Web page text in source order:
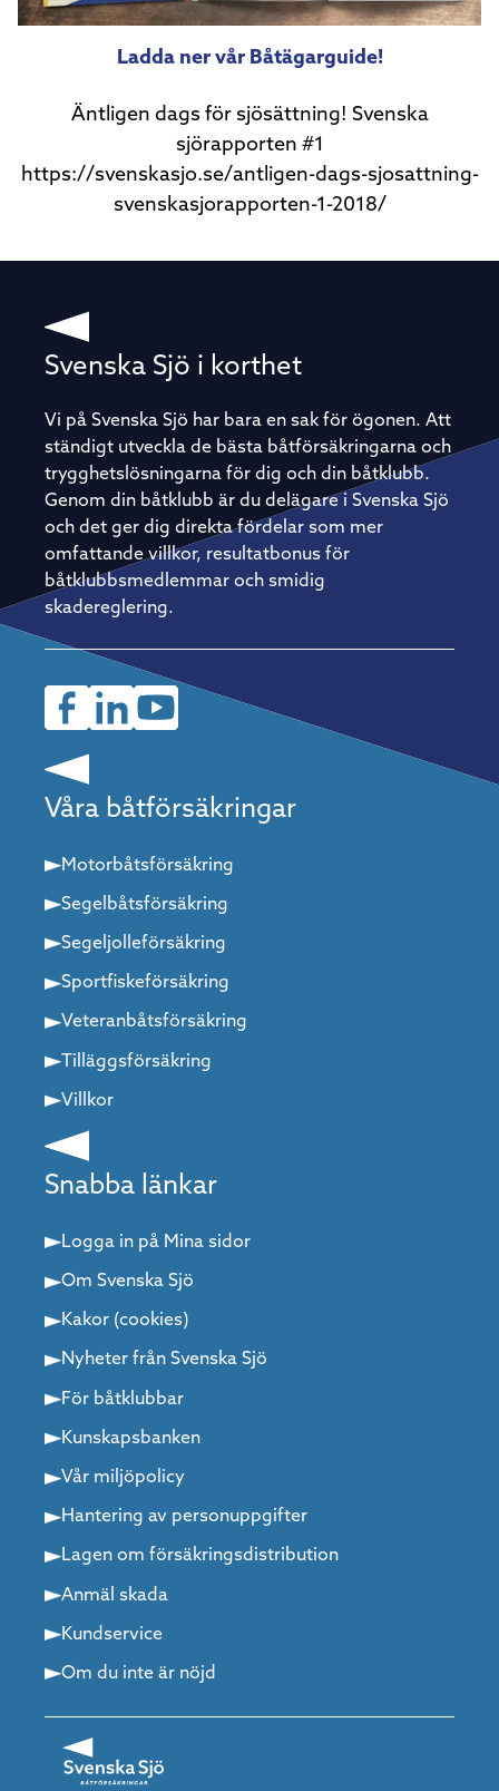
Ladda ner vår Båtägarguide!
Äntligen dags för sjösättning! Svenska
sjörapporten #1
https://svenskasjo.se/antligen-dags-sjosattning-
svenskasjorapporten-1-2018/
Svenska Sjö i korthet
Vi på Svenska Sjö har bara en sak för ögonen. Att
ständigt utveckla de bästa båtförsäkringarna och
trygghetslösningarna för dig och din båtklubb.
Genom din båtklubb är du delägare i Svenska Sjö
och det ger dig direkta fördelar som mer
omfattande villkor, resultatbonus för
båtklubbsmedlemmar och smidig
skadereglering.
Våra båtförsäkringar
Motorbåtsförsäkring
Segelbåtsförsäkring
Segeljolleförsäkring
Sportfiskeförsäkring
Veteranbåtsförsäkring
Tilläggsförsäkring
Villkor
Snabba länkar
Logga in på Mina sidor
Om Svenska Sjö
Kakor (cookies)
Nyheter från Svenska Sjö
För båtklubbar
Kunskapsbanken
Vår miljöpolicy
Hantering av personuppgifter
Lagen om försäkringsdistribution
Anmäl skada
Kundservice
Om du inte är nöjd